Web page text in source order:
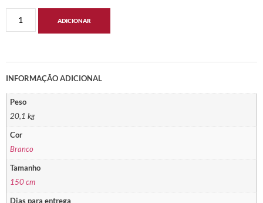
ADICIONAR
INFORMAÇÃO ADICIONAL
Peso
20,1 kg
Cor
Branco
Tamanho
150 cm
Dias para entrega